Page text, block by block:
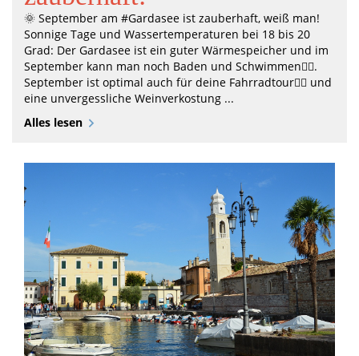
🌞 September am #Gardasee ist zauberhaft, weiß man!
Sonnige Tage und Wassertemperaturen bei 18 bis 20
Grad: Der Gardasee ist ein guter Wärmespeicher und im
September kann man noch Baden und Schwimmen🏊‍♀️.
September ist optimal auch für deine Fahrradtour🚴‍♀️ und
eine unvergessliche Weinverkostung ...
Alles lesen